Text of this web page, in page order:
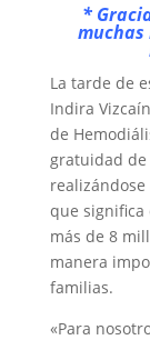
*
muchas
La tarde de
Indira
de
gratuidad de
que significa
más de 8
manera
familias.
«Para